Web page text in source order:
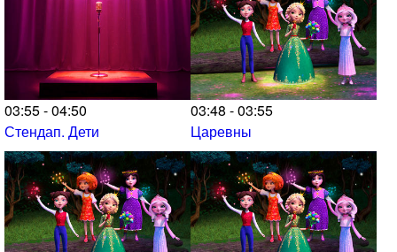
03:55 - 04:50
Стендап. Дети
03:48 - 03:55
Царевны